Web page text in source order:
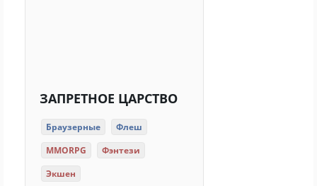
ЗАПРЕТНОЕ ЦАРСТВО
Браузерные
Флеш
MMORPG
Фэнтези
Экшен